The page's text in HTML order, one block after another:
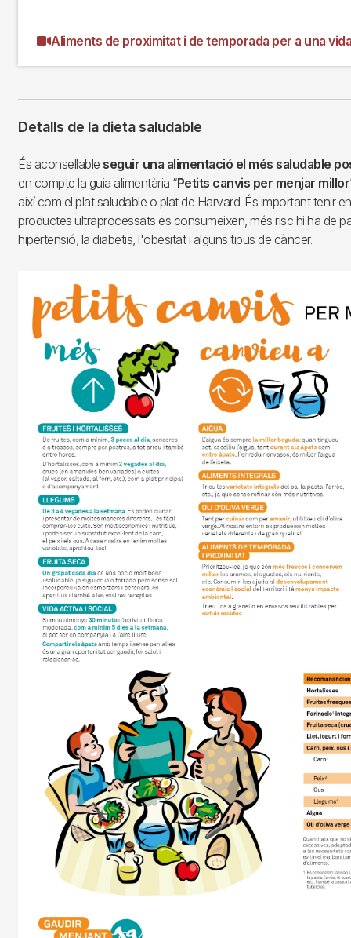
Aliments de proximitat i de temporada per a una
Detalls de la dieta saludable
És aconsellable seguir una alimentació el més saludable
en compte la guia alimentària “Petits canvis per menjar millor
així com el plat saludable o plat de Harvard. És important tenir
productes ultraprocessats es consumeixen, més risc hi ha de
hipertensió, la diabetis, l'obesitat i alguns tipus de càncer.